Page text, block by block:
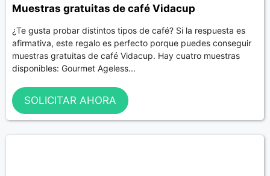
Muestras gratuitas de café Vidacup
¿Te gusta probar distintos tipos de café? Si la respuesta es
afirmativa, este regalo es perfecto porque puedes conseguir
muestras gratuitas de café Vidacup. Hay cuatro muestras
disponibles: Gourmet Ageless...
SOLICITAR AHORA